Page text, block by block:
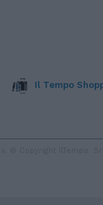
Il Tempo